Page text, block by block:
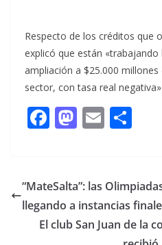
Respecto de los créditos que
explicó que están
ampliación a $25.000
sector, con tasa real negativa».
F
b
o
o
M
d
o
n
E
l p
ar
ti
“MateSalta”: las
llegando a instancias
El club San Juan de la